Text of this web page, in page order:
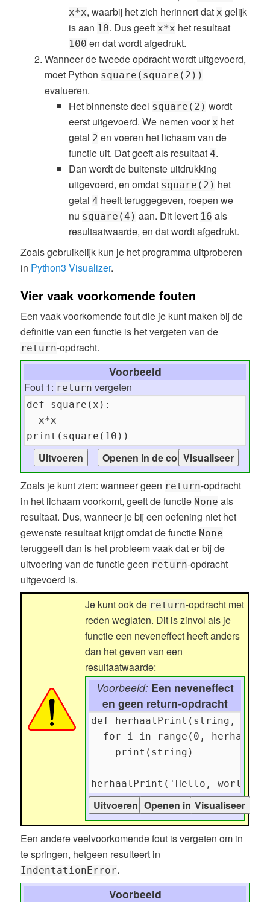
x*x, waarbij het zich herinnert dat x gelijk
is aan 10. Dus geeft x*x het resultaat
100 en dat wordt afgedrukt.
Wanneer de tweede opdracht wordt uitgevoerd,
moet Python square(square(2))
evalueren.
Het binnenste deel square(2) wordt
eerst uitgevoerd. We nemen voor x het
getal 2 en voeren het lichaam van de
functie uit. Dat geeft als resultaat4.
Dan wordt de buitenste uitdrukking
uitgevoerd, en omdat square(2) het
getal4 heeft teruggegeven, roepen we
nu square(4) aan. Dit levert 16 als
resultaatwaarde, en dat wordt afgedrukt.
Zoals gebruikelijk kun je het programma uitproberen
in Python3 Visualizer.
Vier vaak voorkomende fouten
Een vaak voorkomende fout die je kunt maken bij de
definitie van een functie is het vergeten van de
return-opdracht.
Voorbeeld
Fout 1: return vergeten
Zoals je kunt zien: wanneer geen return-opdracht
in het lichaam voorkomt, geeft de functie None als
resultaat. Dus, wanneer je bij een oefening niet het
gewenste resultaat krijgt omdat de functie None
teruggeeft dan is het probleem vaak dat er bij de
uitvoering van de functie geen return-opdracht
uitgevoerd is.
Je kunt ook de return-opdracht met
reden weglaten. Dit is zinvol als je
functie een neveneffect heeft anders
dan het geven van een
resultaatwaarde:
Voorbeeld: Een neveneffect
en geen return-opdracht
Een andere veelvoorkomende fout is vergeten om in
te springen, hetgeen resulteert in
IndentationError.
Voorbeeld